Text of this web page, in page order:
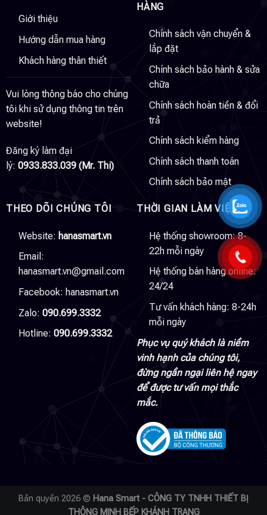
Giới thiệu
Hướng dẫn mua hàng
Khách hàng thân thiết
Vui lòng thông báo cho chúng
tôi khi sử dụng thông tin trên
website!
Đăng ký làm đại
lý: 0933.833.039 (Mr. Thi)
HÀNG
Chính sách vận chuyển &
lắp đặt
Chính sách bảo hành & sửa
chữa
Chính sách hoàn tiền & đổi
trả
Chính sách kiểm hàng
Chính sách thanh toán
Chính sách bảo mật
THEO DÕI CHÚNG TÔI
Website: hanasmart.vn
Email:
hanasmart.vn@gmail.com
Facebook: hanasmart.vn
Zalo: 090.699.3332
Hotline: 090.699.3332
THỜI GIAN LÀM VIỆC
Hệ thống showroom: 8-
22h mỗi ngày
Hệ thống bán hàng online:
24/24
Tư vấn khách hàng: 8-24h
mỗi ngày
Phục vụ quý khách là niềm
vinh hạnh của chúng tôi,
đừng ngần ngại liên hệ ngay
để được tư vấn mọi thắc
mắc.
Bản quyền 2026 © Hana Smart - CÔNG TY TNHH THIẾT BỊ
THÔNG MINH BẾP KHÁNH TRANG